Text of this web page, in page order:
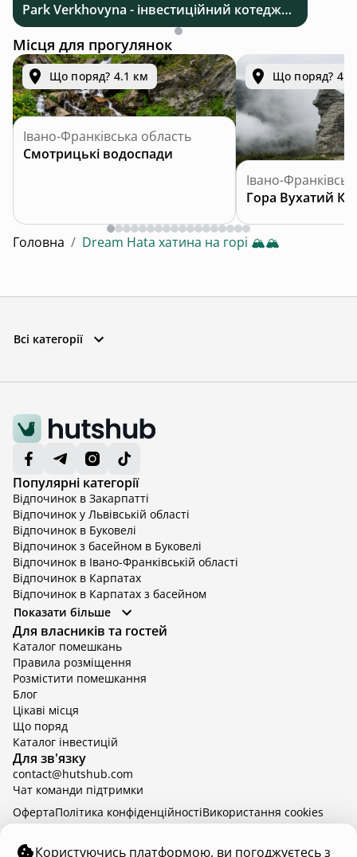
Park Verkhovyna - інвестиційний котеджний комплекс біля Верховини в Карпатах
Місця для прогулянок
Що поряд? 4.1 км
Івано-Франківська область
Смотрицькі водоспади
Що поряд? 4.9
Івано-
Гора Вухатий
Головна / Dream Hata хатина на горі 🏔️🏔️
Всі категорії
Популярні категорії
Відпочинок в Закарпатті
Відпочинок у Львівській області
Відпочинок в Буковелі
Відпочинок з басейном в Буковелі
Відпочинок в Івано-Франківській області
Відпочинок в Карпатах
Відпочинок в Карпатах з басейном
Відпочинок в Київській області
Відпочинок в Київській області з басейном
Відпочинок в Тернопільській області
Відпочинок у Вінницькій області
Відпочинок в Яремче
Відпочинок у Львівській області з басейном
Відпочинок з басейном в Тернопільській області
Показати більше
Для власників та гостей
Каталог помешкань
Правила розміщення
Розмістити помешкання
Блог
Цікаві місця
Що поряд
Каталог інвестицій
Для зв'язку
contact@hutshub.com
Чат команди підтримки
hutshub | ©2026
ОфертаПолітика конфіденційностіBикористання cookies
Користуючись платформою, ви погоджуєтесь з